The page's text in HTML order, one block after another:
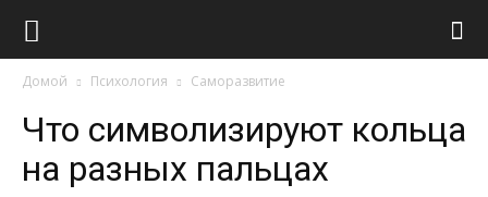
Домой Психология Саморазвитие
Что символизируют кольца
на разных пальцах